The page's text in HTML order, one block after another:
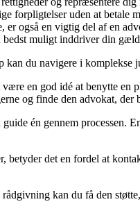
forpligtelser uden at betale
også en vigtig del af en
bedst muligt inddriver din
du navigere i
en god idé at benytte en
og finde den advokat, der
én gennem processen.
betyder det en fordel at
kan du få den